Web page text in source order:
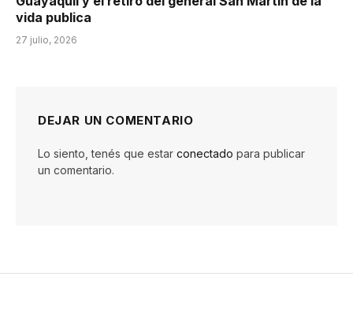
vida publica
27 julio, 2026
DEJAR UN COMENTARIO
Lo siento, tenés que estar conectado para publicar
un comentario.